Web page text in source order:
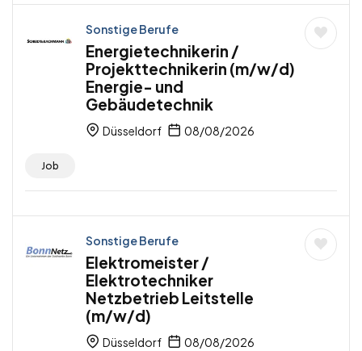
Sonstige Berufe
Energietechnikerin /
Projekttechnikerin (m/w/d)
Energie- und
Gebäudetechnik
Düsseldorf 08/08/2026
Job
Sonstige Berufe
Elektromeister /
Elektrotechniker
Netzbetrieb Leitstelle
(m/w/d)
Düsseldorf 08/08/2026